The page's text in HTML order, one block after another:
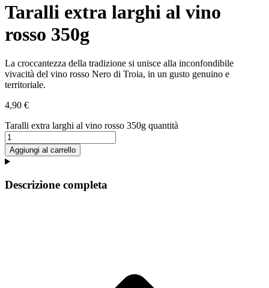
Taralli extra larghi al vino
rosso 350g
La croccantezza della tradizione si unisce alla inconfondibile
vivacità del vino rosso Nero di Troia, in un gusto genuino e
territoriale.
4,90 €
Taralli extra larghi al vino rosso 350g quantità
Aggiungi al carrello
Descrizione completa